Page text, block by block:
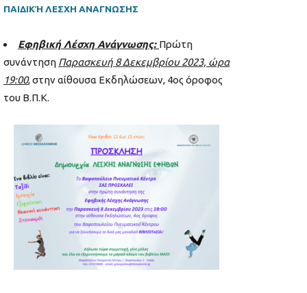
ΠΑΙΔΙΚΉ ΛΕΣΧΗ ΑΝΑΓΝΩΣΗΣ
Εφηβική Λέσχη Ανάγνωσης: Πρώτη
συνάντηση Παρασκευή 8 Δεκεμβρίου 2023, ώρα
19:00, στην αίθουσα Εκδηλώσεων, 4ος όροφος
του Β.Π.Κ.